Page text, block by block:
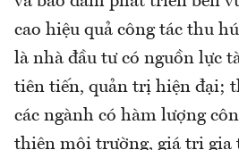
cao hiệu quả công tác thu
là nhà đầu tư có nguồn lực
tiên tiến, quản trị hiện đại;
các ngành có hàm lượng
thiện môi trường, giá trị gia